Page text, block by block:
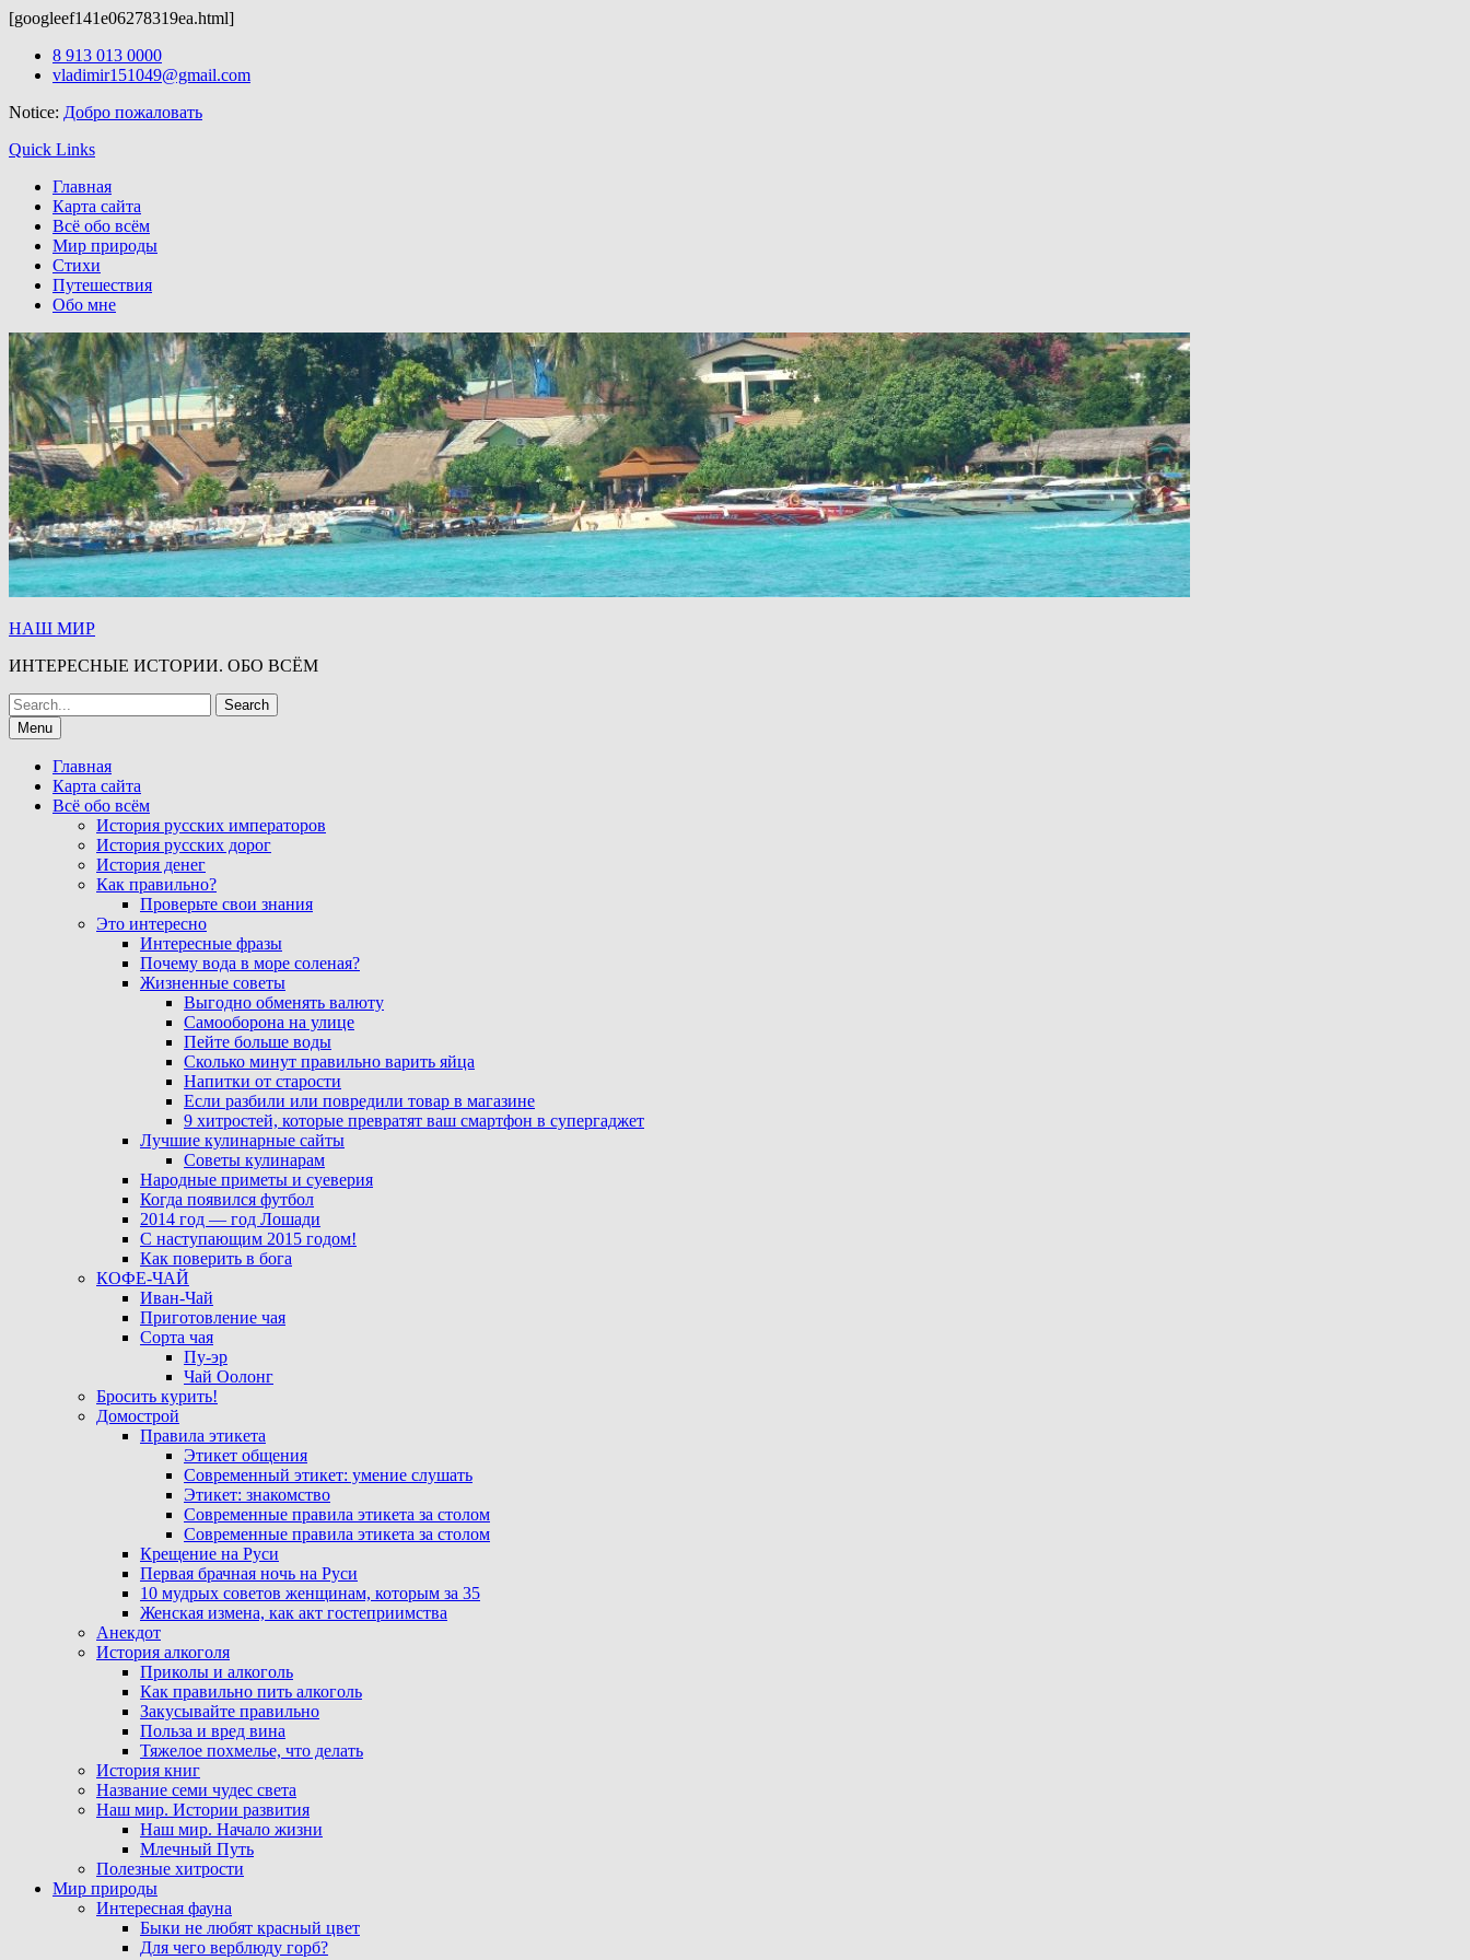
[googleef141e06278319ea.html]
Skip
8 913 013 0000
vladimir151049@gmail.com
Notice: Добро пожаловать
Quick Links
Главная
Карта сайта
Всё обо всём
Мир природы
Стихи
Путешествия
Обо мне
НАШ МИР
ИНТЕРЕСНЫЕ ИСТОРИИ. ОБО ВСЁМ
Search
for:Menu
Главная
Карта сайта
Всё обо всём
История русских императоров
История русских дорог
История денег
Как правильно?
Проверьте свои знания
Это интересно
Интересные фразы
Почему вода в море соленая?
Жизненные советы
Выгодно обменять валюту
Самооборона на улице
Пейте больше воды
Сколько минут правильно варить яйца
Напитки от старости
Если разбили или повредили товар в магазине
9 хитростей, которые превратят ваш смартфон в супергаджет
Лучшие кулинарные сайты
Советы кулинарам
Народные приметы и суеверия
Когда появился футбол
2014 год — год Лошади
С наступающим 2015 годом!
Как поверить в бога
КОФЕ-ЧАЙ
Иван-Чай
Приготовление чая
Сорта чая
Пу-эр
Чай Оолонг
Бросить курить!
Домострой
Правила этикета
Этикет общения
Современный этикет: умение слушать
Этикет: знакомство
Современные правила этикета за столом
Современные правила этикета за столом
Крещение на Руси
Первая брачная ночь на Руси
10 мудрых советов женщинам, которым за 35
Женская измена, как акт гостеприимства
Анекдот
История алкоголя
Приколы и алкоголь
Как правильно пить алкоголь
Закусывайте правильно
Польза и вред вина
Тяжелое похмелье, что делать
История книг
Название семи чудес света
Наш мир. Истории развития
Наш мир. Начало жизни
Млечный Путь
Полезные хитрости
Мир природы
Интересная фауна
Быки не любят красный цвет
Для чего верблюду горб?